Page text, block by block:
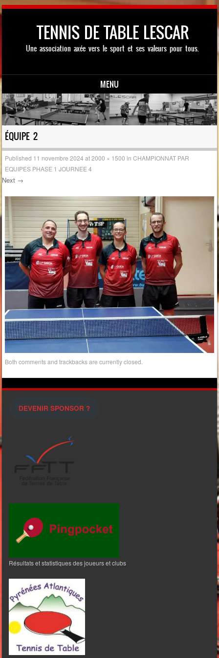
TENNIS DE TABLE LESCAR
Une association axée vers le sport et ses valeurs pour tous.
MENU
Skip to content
ÉQUIPE 2
Published 11 novembre 2024 at2000 × 1500 inCHAMPIONNAT PAR
EQUIPES PHASE 1 JOURNEE 4
Next →
Both comments and trackbacks are currently closed.
DEVENIR SPONSOR ?
Résultats et statistiques des joueurs et clubs